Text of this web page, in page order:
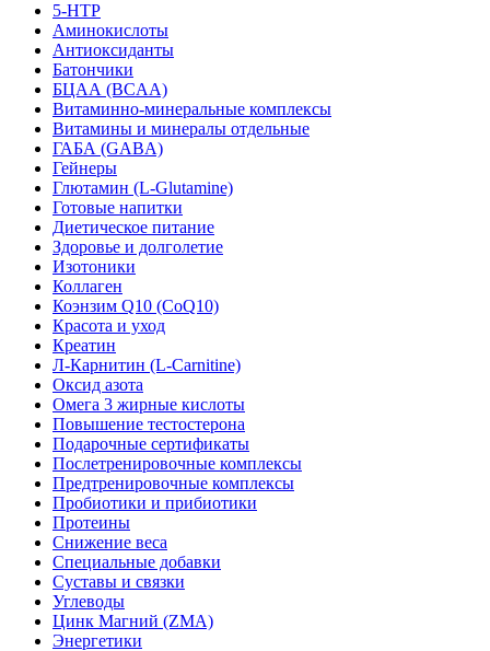
5-HTP
Аминокислоты
Антиоксиданты
Батончики
БЦАА (BCAA)
Витаминно-минеральные комплексы
Витамины и минералы отдельные
ГАБА (GABA)
Гейнеры
Глютамин (L-Glutamine)
Готовые напитки
Диетическое питание
Здоровье и долголетие
Изотоники
Коллаген
Коэнзим Q10 (CoQ10)
Красота и уход
Креатин
Л-Карнитин (L-Сarnitine)
Оксид азота
Омега 3 жирные кислоты
Повышение тестостерона
Подарочные сертификаты
Послетренировочные комплексы
Предтренировочные комплексы
Пробиотики и прибиотики
Протеины
Снижение веса
Специальные добавки
Суставы и связки
Углеводы
Цинк Магний (ZMA)
Энергетики